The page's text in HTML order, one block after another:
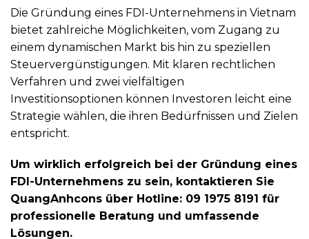
Die Gründung eines FDI-Unternehmens in Vietnam
bietet zahlreiche Möglichkeiten, vom Zugang zu
einem dynamischen Markt bis hin zu speziellen
Steuervergünstigungen. Mit klaren rechtlichen
Verfahren und zwei vielfältigen
Investitionsoptionen können Investoren leicht eine
Strategie wählen, die ihren Bedürfnissen und Zielen
entspricht.
Um wirklich erfolgreich bei der Gründung eines
FDI-Unternehmens zu sein, kontaktieren Sie
QuangAnhcons über Hotline: 09 1975 8191 für
professionelle Beratung und umfassende
Lösungen.